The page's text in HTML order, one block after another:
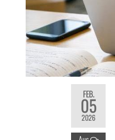
FEB.
05
2026